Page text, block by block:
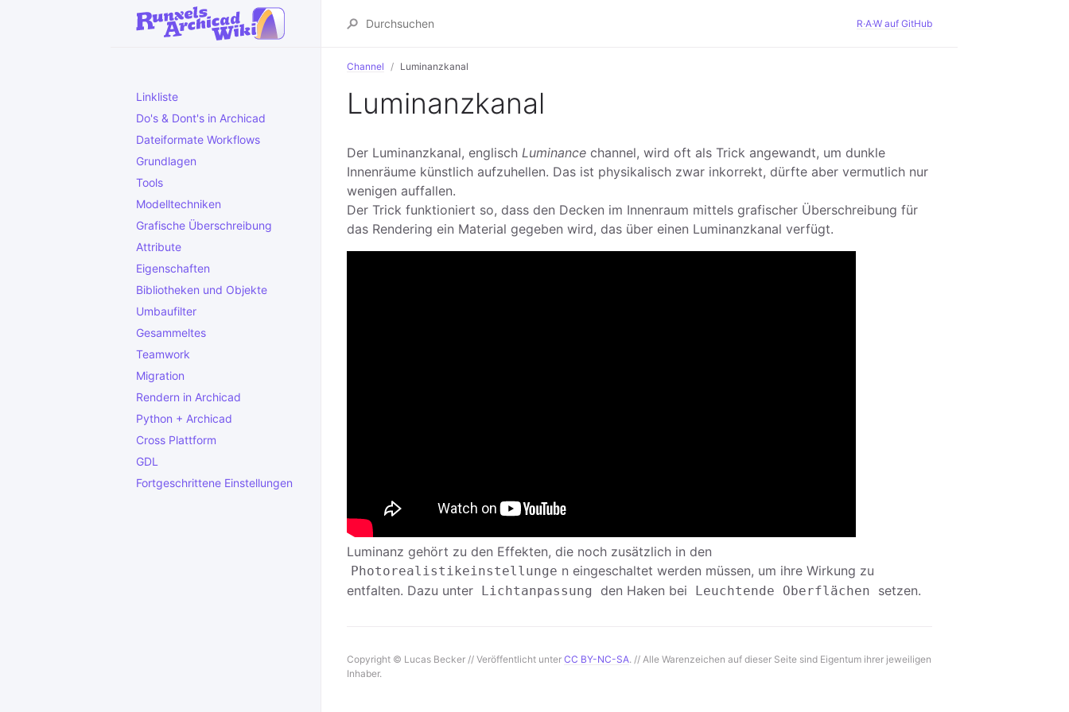
Linkliste
Do's & Dont's in Archicad
Dateiformate Workflows
Grundlagen
Tools
Modelltechniken
Grafische Überschreibung
Attribute
Eigenschaften
Bibliotheken und Objekte
Umbaufilter
Gesammeltes
Teamwork
Migration
Rendern in Archicad
Python + Archicad
Cross Plattform
GDL
Fortgeschrittene Einstellungen
R·A·W auf GitHub
Channel Luminanzkanal
Luminanzkanal
Der Luminanzkanal, englisch Luminance channel, wird oft als Trick angewandt, um dunkle
Innenräume künstlich aufzuhellen. Das ist physikalisch zwar inkorrekt, dürfte aber vermutlich nur
wenigen auffallen.
Der Trick funktioniert so, dass den Decken im Innenraum mittels grafischer Überschreibung für
das Rendering ein Material gegeben wird, das über einen Luminanzkanal verfügt.
Luminanz gehört zu den Effekten, die noch zusätzlich in den
Photorealistikeinstellunge n eingeschaltet werden müssen, um ihre Wirkung zu
entfalten. Dazu unter Lichtanpassung den Haken bei Leuchtende Oberflächen setzen.
Copyright © Lucas Becker // Veröffentlicht unter CC BY-NC-SA. // Alle Warenzeichen auf dieser Seite sind Eigentum ihrer jeweiligen
Inhaber.